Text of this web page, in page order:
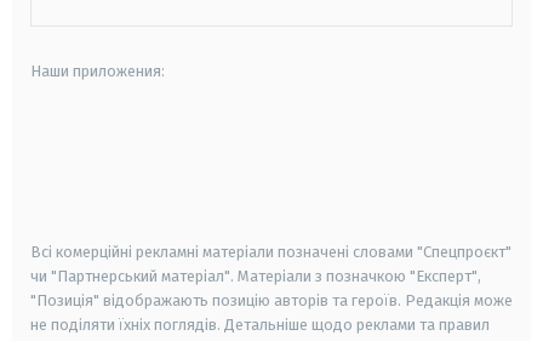
Наши приложения:
Всі комерційні рекламні матеріали позначені словами "Спецпроєкт"
чи "Партнерський матеріал". Матеріали з позначкою "Експерт",
"Позиція" відображають позицію авторів та героїв. Редакція може
не поділяти їхніх поглядів. Детальніше щодо реклами та правил